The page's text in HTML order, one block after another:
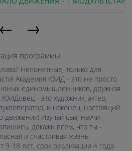
← →
программы
Непонятные, только для
Академия ЮИД - это не просто
юных единомышленников, дружная
- это художник, актёр,
и наконец, настоящий
движения! Изучай сам, научи
докажи всем, что ты -
и счастливая жизнь
9-18 лет, срок реализации 4 года